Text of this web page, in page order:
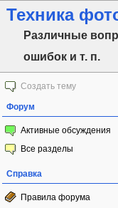
Техника
Различные
ошибок и т. п.
Создать тему
Форум
Активные обсуждения
Все разделы
Справка
Правила форума